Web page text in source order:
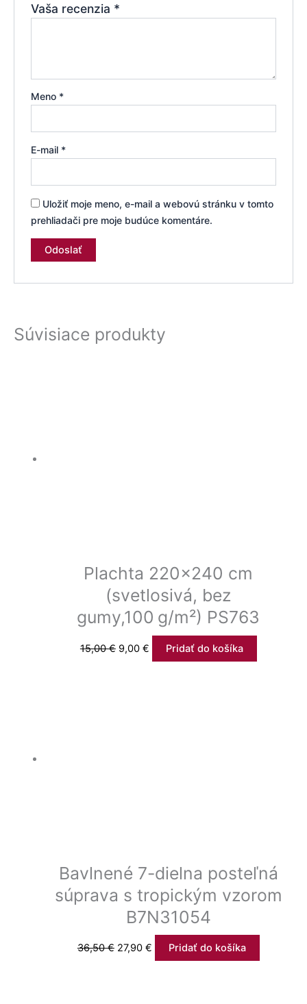
Vaša recenzia *
Meno *
E-mail *
Uložiť moje meno, e-mail a webovú stránku v tomto
prehliadači pre moje budúce komentáre.
Súvisiace produkty
Plachta 220×240 cm
(svetlosivá, bez
gumy,100 g/m²) PS763
15,00€ 9,00 € Pridať do košíka
Bavlnené 7-dielna posteľná
súprava s tropickým vzorom
B7N31054
36,50€ 27,90 € Pridať do košíka